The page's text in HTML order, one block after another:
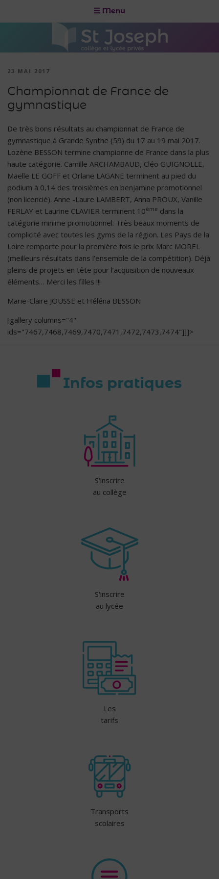
Menu
23 MAI 2017
Championnat de France de
gymnastique
De très bons résultats au championnat de France de
gymnastique à Grande Synthe (59) du 17 au 19 mai 2017.
Lozène BESSON termine championne de France dans la plus
haute catégorie. Camille ARCHAMBAUD, Cléo GUIGNOLLE,
Maëlle LE GOFF et Orlane LAGANE terminent au pied du
podium à 0,14 des troisièmes en benjamine promotionnel
(non licencié). Anne -Laure LAMBERT, Anna PROUX, Vanille
FERLAY et Laurine CLAVIER terminent 10ème dans la
catégorie minime promotionnel. Très beaux moments de
complicité avec toutes les gyms de la région. Les Pays de la
Loire remporte pour la première fois le prix Marc MOREL
(meilleurs résultats dans l’ensemble de la compétition). Déjà
pleins de projets en tête pour l’acquisition de nouveaux
éléments… Merci les filles !!!
Marie-Claire JOUSSE et Héléna BESSON
[gallery columns="4"
ids="7467,7468,7469,7470,7471,7472,7473,7474"]]]>
Infos pratiques
S'inscrire
au collège
S'inscrire
au lycée
Les
tarifs
Transports
scolaires